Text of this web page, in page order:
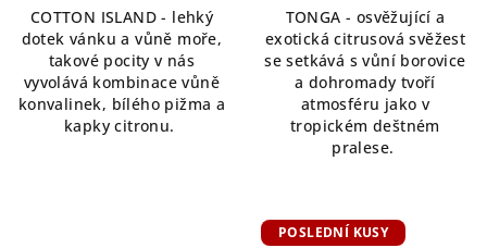
COTTON ISLAND - lehký
dotek vánku a vůně moře,
takové pocity v nás
vyvolává kombinace vůně
konvalinek, bílého pižma a
kapky citronu.
TONGA - osvěžující a
exotická citrusová svěžest
se setkává s vůní borovice
a dohromady tvoří
atmosféru jako v
tropickém deštném
pralese.
POSLEDNÍ KUSY